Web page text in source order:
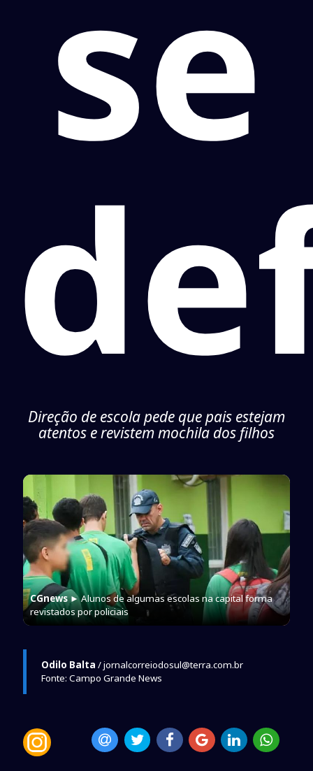
se
Direção de escola pede que pais estejam
atentos e revistem mochila dos filhos
CGnews► Alunos de algumas escolas na capital forma
revistados por policiais
Odilo Balta / jornalcorreiodosul@terra.com.br
Fonte: Campo Grande News